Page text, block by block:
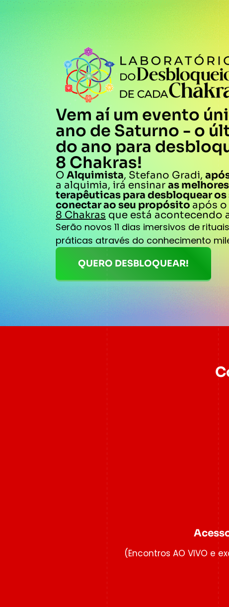
Vem aí um evento
ano de Saturno - o
do ano para
8 Chakras!
O Alquimista, Stefano Gradi,
a alquimia, irá ensinar as
terapêuticas para desbloquear os
conectar ao seu propósito após
8 Chakras que está acontecendo
Serão novos 11 dias imersivos de
práticas através do conhecimento
QUERO DESBLOQUEAR!
(Encontros AO VIVO e